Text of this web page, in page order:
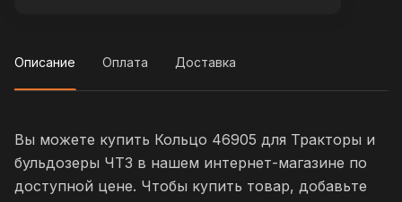
Описание Оплата Доставка
Вы можете купить Кольцо 46905 для Тракторы и
бульдозеры ЧТЗ в нашем интернет-магазине по
доступной цене. Чтобы купить товар, добавьте